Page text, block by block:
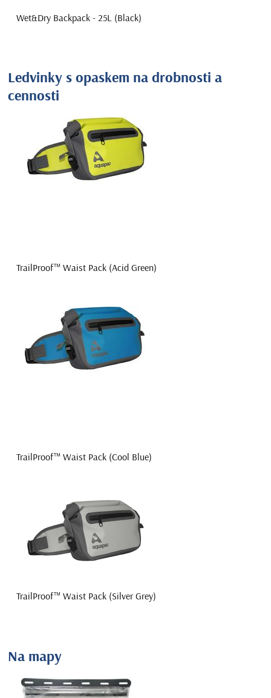
Wet&Dry Backpack - 25L (Black)
Ledvinky s opaskem na drobnosti a
cennosti
TrailProof™ Waist Pack (Acid Green)
TrailProof™ Waist Pack (Cool Blue)
TrailProof™ Waist Pack (Silver Grey)
Na mapy